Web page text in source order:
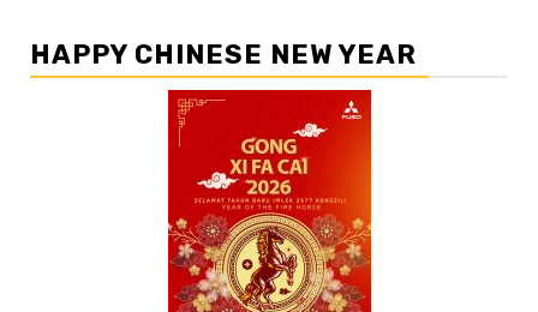
HAPPY CHINESE NEW YEAR